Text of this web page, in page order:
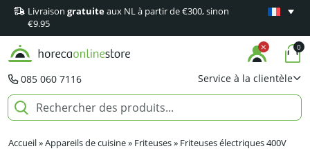
Livraison gratuiteaux NL à partir de €300, sinon
€9.95
Garantie
085 060 7116 Service à la clientèle
0
Accueil»Appareils de cuisine» Friteuses» Friteuses électriques 400V